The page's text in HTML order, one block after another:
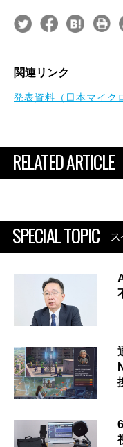
関連リンク
発表資料（日本マイク
RELATED ARTICLE
SPECIAL TOPIC